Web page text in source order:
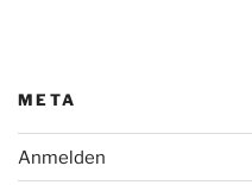
META
Anmelden